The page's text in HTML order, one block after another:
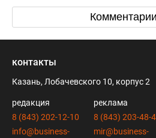
Комментарии
контакты
Казань, Лобачевского 10, корпус 2
редакция
8 (843) 202-12-10
info@business-
реклама
8 (843) 203-48-
mir@business-